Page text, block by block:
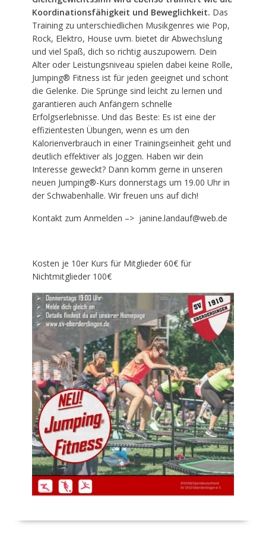
Koordinationsfähigkeit und Beweglichkeit. Das
Training zu unterschiedlichen Musikgenres wie Pop,
Rock, Elektro, House uvm. bietet dir Abwechslung
und viel Spaß, dich so richtig auszupowern. Dein
Alter oder Leistungsniveau spielen dabei keine Rolle,
Jumping® Fitness ist für jeden geeignet und schont
die Gelenke. Die Sprünge sind leicht zu lernen und
garantieren auch Anfängern schnelle
Erfolgserlebnisse. Und das Beste: Es ist eine der
effizientesten Übungen, wenn es um den
Kalorienverbrauch in einer Trainingseinheit geht und
deutlich effektiver als Joggen. Haben wir dein
Interesse geweckt? Dann komm gerne in unseren
neuen Jumping®-Kurs donnerstags um 19.00 Uhr in
der Schwabenhalle. Wir freuen uns auf dich!
Kontakt zum Anmelden –> janine.landauf@web.de
Kosten je 10er Kurs für Mitglieder 60€ für
Nichtmitglieder 100€